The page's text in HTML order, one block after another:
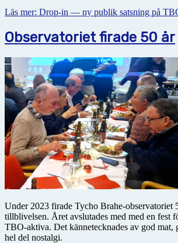
Läs mer: Drop-in — ny publik satsning på
Observatoriet firade 50 år
Under 2023 firade Tycho Brahe-observatoriet
tillblivelsen. Året avslutades med med en fest
TBO-aktiva. Det kännetecknades av god mat,
hel del nostalgi.